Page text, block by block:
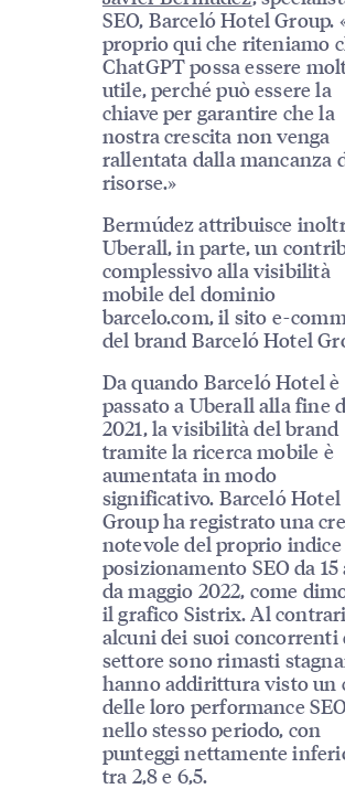
SEO, Barceló Hotel Group.
proprio qui che riteniamo
ChatGPT possa essere
utile, perché può essere la
chiave per garantire che la
nostra crescita non venga
rallentata dalla mancanza
risorse.»
Bermúdez attribuisce
Uberall, in parte, un
complessivo alla visibilità
mobile del dominio
barcelo.com, il sito e-
del brand Barceló Hotel
Da quando Barceló Hotel è
passato a Uberall alla fine
2021, la visibilità del brand
tramite la ricerca mobile è
aumentata in modo
significativo. Barceló Hotel
Group ha registrato una
notevole del proprio indice
posizionamento SEO da 15
da maggio 2022, come
il grafico Sistrix. Al
alcuni dei suoi concorrenti
settore sono rimasti
hanno addirittura visto un
delle loro performance
nello stesso periodo, con
punteggi nettamente
tra 2,8 e 6,5.